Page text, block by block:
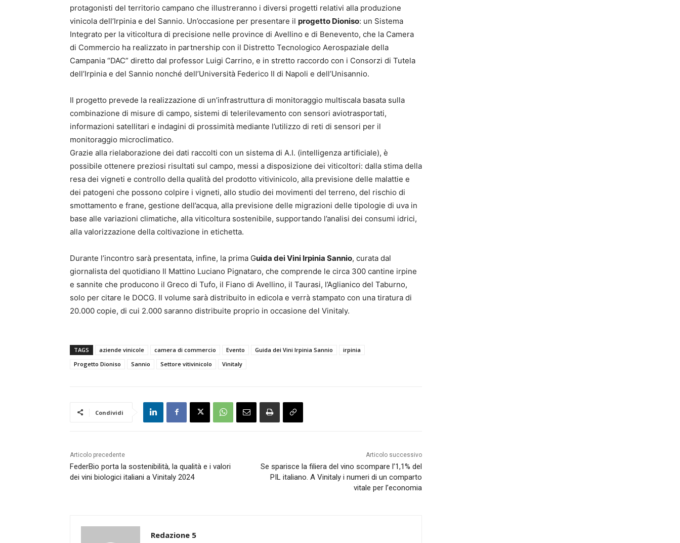
protagonisti del territorio campano che illustreranno i diversi progetti relativi alla produzione
vinicola dell’Irpinia e del Sannio. Un’occasione per presentare il progetto Dioniso: un Sistema
Integrato per la viticoltura di precisione nelle province di Avellino e di Benevento, che la Camera
di Commercio ha realizzato in partnership con il Distretto Tecnologico Aerospaziale della
Campania “DAC” diretto dal professor Luigi Carrino, e in stretto raccordo con i Consorzi di Tutela
dell’Irpinia e del Sannio nonché dell’Università Federico II di Napoli e dell’Unisannio.
Il progetto prevede la realizzazione di un’infrastruttura di monitoraggio multiscala basata sulla
combinazione di misure di campo, sistemi di telerilevamento con sensori aviotrasportati,
informazioni satellitari e indagini di prossimità mediante l’utilizzo di reti di sensori per il
monitoraggio microclimatico.
Grazie alla rielaborazione dei dati raccolti con un sistema di A.I. (intelligenza artificiale), è
possibile ottenere preziosi risultati sul campo, messi a disposizione dei viticoltori: dalla stima della
resa dei vigneti e controllo della qualità del prodotto vitivinicolo, alla previsione delle malattie e
dei patogeni che possono colpire i vigneti, allo studio dei movimenti del terreno, del rischio di
smottamento e frane, gestione dell’acqua, alla previsione delle migrazioni delle tipologie di uva in
base alle variazioni climatiche, alla viticoltura sostenibile, supportando l’analisi dei consumi idrici,
alla valorizzazione della coltivazione in etichetta.
Durante l’incontro sarà presentata, infine, la prima Guida dei Vini Irpinia Sannio, curata dal
giornalista del quotidiano Il Mattino Luciano Pignataro, che comprende le circa 300 cantine irpine
e sannite che producono il Greco di Tufo, il Fiano di Avellino, il Taurasi, l’Aglianico del Taburno,
solo per citare le DOCG. Il volume sarà distribuito in edicola e verrà stampato con una tiratura di
20.000 copie, di cui 2.000 saranno distribuite proprio in occasione del Vinitaly.
TAGS aziende vinicole camera di commercio Evento Guida dei Vini Irpinia Sannio
irpinia
Progetto Dioniso
Sannio Settore vitivinicolo Vinitaly
Condividi
Articolo precedente
FederBio porta la sostenibilità, la qualità e i valori
dei vini biologici italiani a Vinitaly 2024
Articolo successivo
Se sparisce la filiera del vino scompare l’1,1% del
PIL italiano. A Vinitaly i numeri di un comparto
vitale per l’economia
Redazione 5